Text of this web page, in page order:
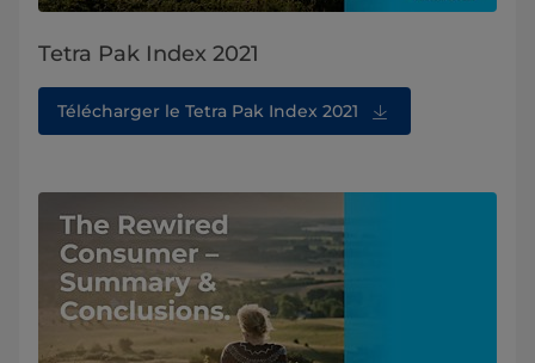
Tetra Pak Index 2021
Télécharger le Tetra Pak Index 2021